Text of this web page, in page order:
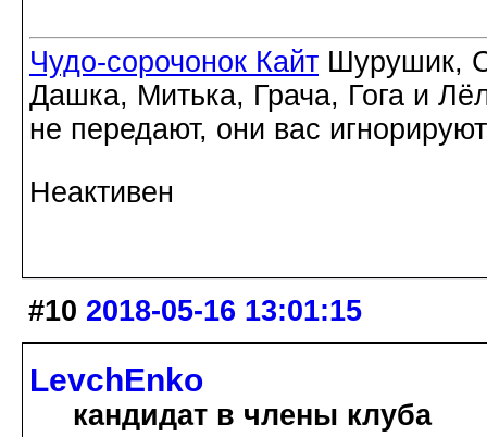
Чудо-сорочонок Кайт Шурушик,
Дашка, Митька, Грача, Гога и
не передают, они вас игнорируют
Неактивен
#10 2018-05-16 13:01:15
LevchEnko
кандидат в члены клуба